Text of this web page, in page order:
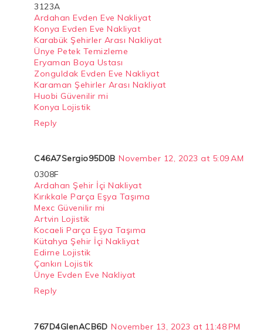
3123A
Ardahan Evden Eve Nakliyat
Konya Evden Eve Nakliyat
Karabük Şehirler Arası Nakliyat
Ünye Petek Temizleme
Eryaman Boya Ustası
Zonguldak Evden Eve Nakliyat
Karaman Şehirler Arası Nakliyat
Huobi Güvenilir mi
Konya Lojistik
Reply
C46A7Sergio95D0B November 12, 2023 at 5:09 AM
0308F
Ardahan Şehir İçi Nakliyat
Kırıkkale Parça Eşya Taşıma
Mexc Güvenilir mi
Artvin Lojistik
Kocaeli Parça Eşya Taşıma
Kütahya Şehir İçi Nakliyat
Edirne Lojistik
Çankırı Lojistik
Ünye Evden Eve Nakliyat
Reply
767D4GlenACB6D November 13, 2023 at 11:48 PM